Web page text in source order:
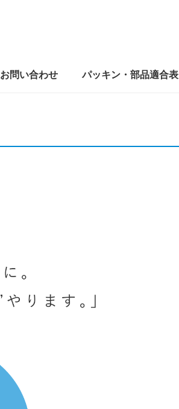
お問い合わせ パッキン・部品適合表